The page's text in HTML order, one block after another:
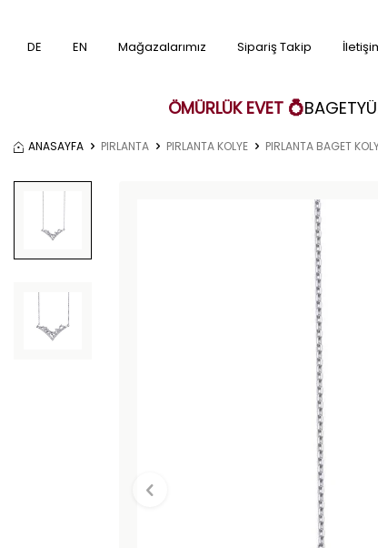
DE EN Mağazalarımız Sipariş Takip
ÖMÜRLÜK EVET 💍BAGET
ANASAYFA PIRLANTA PIRLANTA KOLYE PIRLANTA BAGET